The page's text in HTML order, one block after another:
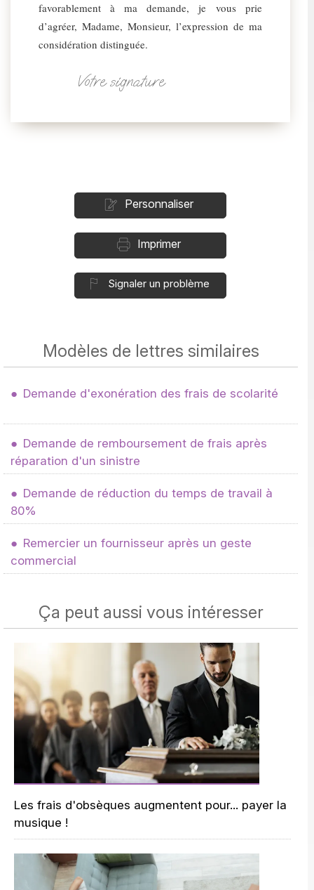
favorablement à ma demande, je vous prie
d’agréer, Madame, Monsieur, l’expression de ma
considération distinguée.
Votre signature
Personnaliser
Imprimer
Signaler un problème
Modèles de lettres similaires
Demande d'exonération des frais de scolarité
Demande de remboursement de frais après
réparation d'un sinistre
Demande de réduction du temps de travail à
80%
Remercier un fournisseur après un geste
commercial
Ça peut aussi vous intéresser
Les frais d'obsèques augmentent pour... payer la
musique !